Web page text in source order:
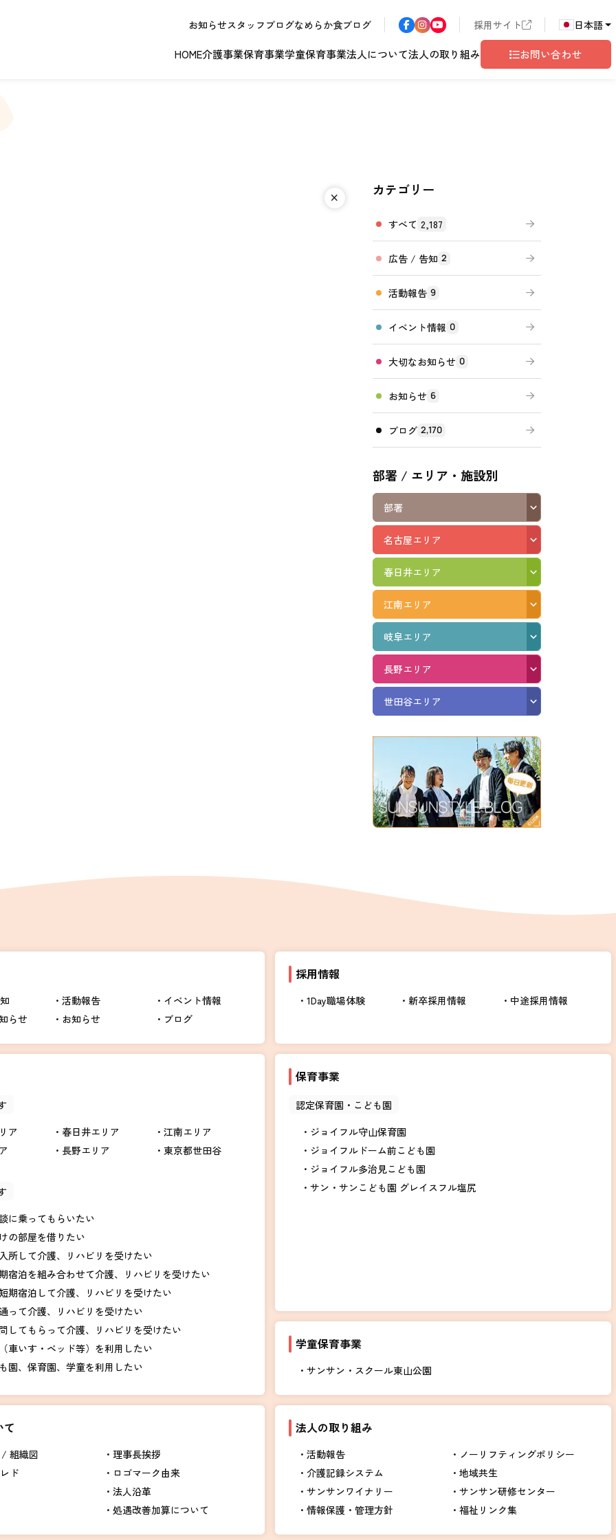
お知らせスタッフブログなめらか食ブログ 採用サイト 日本語
HOME介護事業
長野エリア
高齢者向けの部屋を借りたい
施設等に通って介護、リハビリを受けたい
福祉器具（車いす・ベッド等）を利用したい
保育事業学童保育事業法人について
処遇改善加算について
法人の取り組み
福祉リンク集
お問い合わせ
カテゴリー
すべて 2,187
広告 / 告知 2
活動報告 9
イベント情報 0
大切なお知らせ 0
お知らせ 6
ブログ 2,170
部署 / エリア・施設別
部署
名古屋エリア
春日井エリア
江南エリア
岐阜エリア
長野エリア
世田谷エリア
活動報告
イベント情報
らせ
お知らせ ブログ
採用情報
1Day職場体験 新卒採用情報 中途採用情報
ア
春日井エリア
江南エリア
長野エリア 東京都世田谷
に乗ってもらいたい
の部屋を借りたい
所して介護、リハビリを受けたい
宿泊を組み合わせて介護、リハビリを受けたい
期宿泊して介護、リハビリを受けたい
って介護、リハビリを受けたい
してもらって介護、リハビリを受けたい
車いす・ベッド等）を利用したい
園、保育園、学童を利用したい
保育事業
認定保育園・こども園
ジョイフル守山保育園
ジョイフルドーム前こども園
ジョイフル多治見こども園
サン・サンこども園 グレイスフル塩尻
学童保育事業
サンサン・スクール東山公園
て
組織図
理事長挨拶
ド
ロゴマーク由来
法人沿革
処遇改善加算について
法人の取り組み
活動報告
ノーリフティングポリシー
介護記録システム
地域共生
サンサンワイナリー
サンサン研修センター
情報保護・管理方針
福祉リンク集